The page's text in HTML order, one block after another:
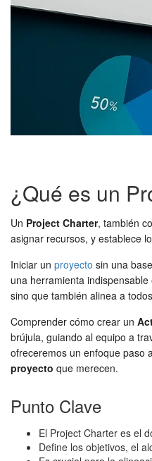
¿Qué es un
Un Project Charter, también
asignar recursos, y establece
Iniciar un proyecto sin una
una herramienta
sino que también alinea a
Comprender cómo crear un
brújula, guiando al equipo a
ofreceremos un enfoque paso
proyecto que merecen.
Punto Clave
El Project Charter es el
Define los objetivos, el